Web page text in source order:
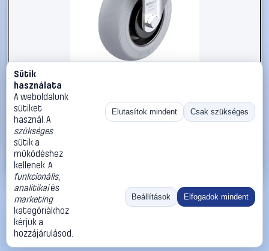
#3050867
Blickle 936132 B-POES 150KA-SG Acéllemez rögzített
görgő KerékØ: 150 mm Teherbírás (max.): 280 kg 1 db
Blickle Görgők, kerekek
42 990 Ft
Kosárba
«
Ugrás:
Méret:
Rendezés:
©2026
ThermoScope
ÁSZF
Cégbemutató
Sütik
használata
A weboldalunk
sütiket
használ. A
szükséges
sütik a
működéshez
kellenek. A
funkcionális,
analitikaiés
marketing
kategóriákhoz
kérjük a
hozzájárulásod.
Elutasítok mindent Csak szükséges
Beállítások Elfogadok mindent